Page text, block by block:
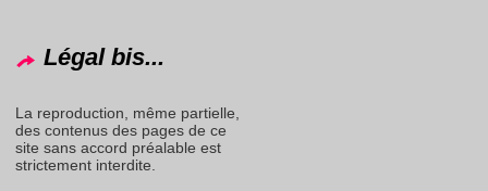
Légal bis...
La reproduction, même partielle,
des contenus des pages de ce
site sans accord préalable est
strictement interdite.